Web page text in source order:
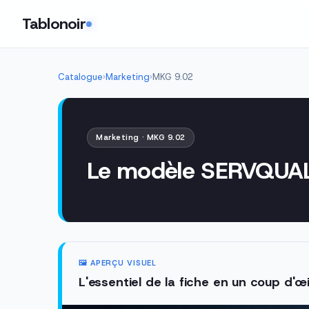
Tablonoir
Catalogue›Marketing›MKG 9.02
Marketing · MKG 9.02
Le modèle
🖼️ APERÇU VISUEL
L'essentiel de la fiche en un coup